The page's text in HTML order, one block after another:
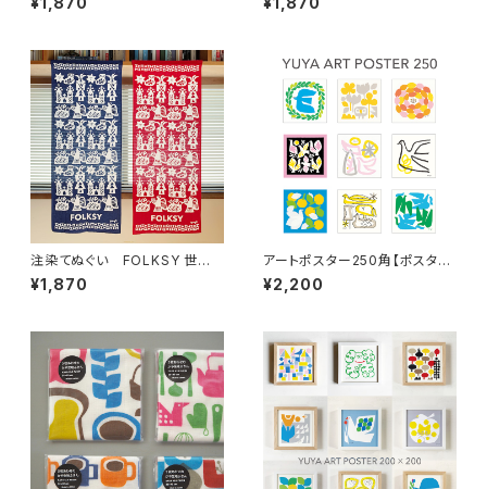
注染てぬぐい FOLKSY 世界
の民芸
¥1,870
アートポスター250角【ポスター
のみ】
¥2,200